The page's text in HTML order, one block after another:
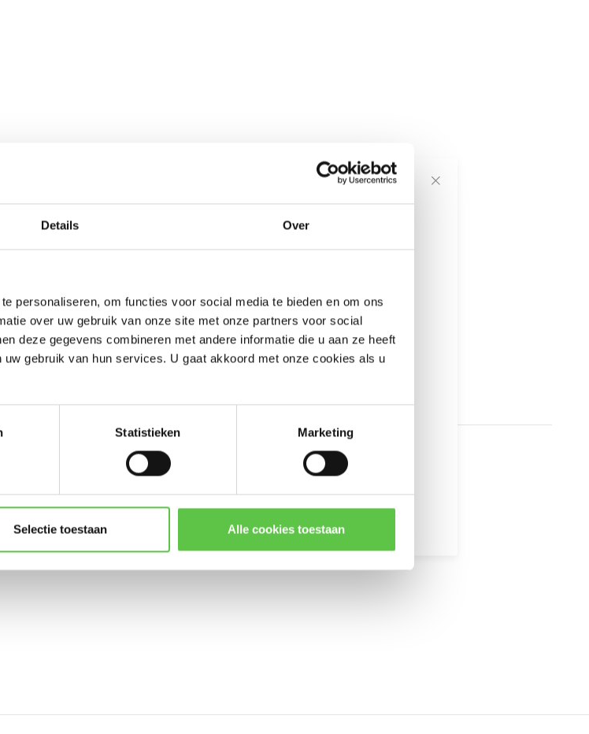
Details Over
personaliseren, om functies voor social media te bieden en om ons
over uw gebruik van onze site met onze partners voor social
deze gegevens combineren met andere informatie die u aan ze heeft
gebruik van hun services. U gaat akkoord met onze cookies als u
Statistieken Marketing
Selectie toestaan Alle cookies toestaan
Schrijf je in voor onze
Updates, acties & productinformatie
E-mailadres*
* Lees hier de wettelijke beperkingen